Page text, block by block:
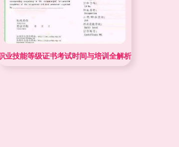
能培训的革新之路
业技能等级证书考试时间与培训全解析